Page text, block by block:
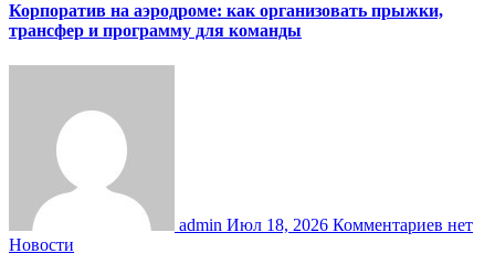
Корпоратив на аэродроме: как организовать прыжки,
трансфер и программу для команды
admin Июл 18, 2026 Комментариев нет
Новости